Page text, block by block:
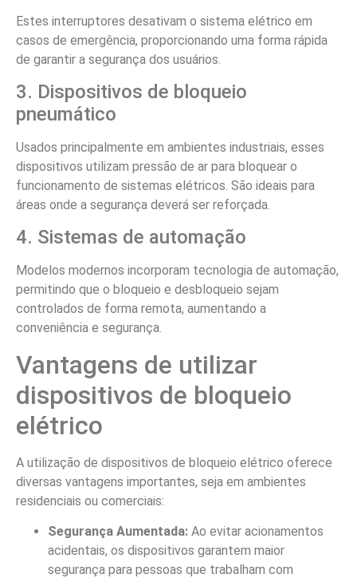
Estes interruptores desativam o sistema elétrico em
casos de emergência, proporcionando uma forma rápida
de garantir a segurança dos usuários.
3. Dispositivos de bloqueio
pneumático
Usados principalmente em ambientes industriais, esses
dispositivos utilizam pressão de ar para bloquear o
funcionamento de sistemas elétricos. São ideais para
áreas onde a segurança deverá ser reforçada.
4. Sistemas de automação
Modelos modernos incorporam tecnologia de automação,
permitindo que o bloqueio e desbloqueio sejam
controlados de forma remota, aumentando a
conveniência e segurança.
Vantagens de utilizar
dispositivos de bloqueio
elétrico
A utilização de dispositivos de bloqueio elétrico oferece
diversas vantagens importantes, seja em ambientes
residenciais ou comerciais:
Segurança Aumentada: Ao evitar acionamentos
acidentais, os dispositivos garantem maior
segurança para pessoas que trabalham com